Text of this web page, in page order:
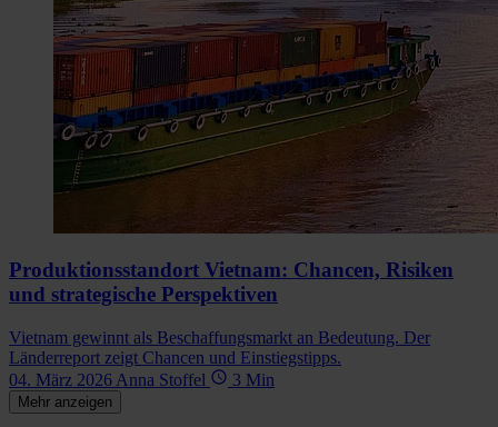
Produktionsstandort Vietnam: Chancen, Risiken
und strategische Perspektiven
Vietnam gewinnt als Beschaffungsmarkt an Bedeutung. Der
Länderreport zeigt Chancen und Einstiegstipps.
04. März 2026 Anna Stoffel 3 Min
Mehr anzeigen